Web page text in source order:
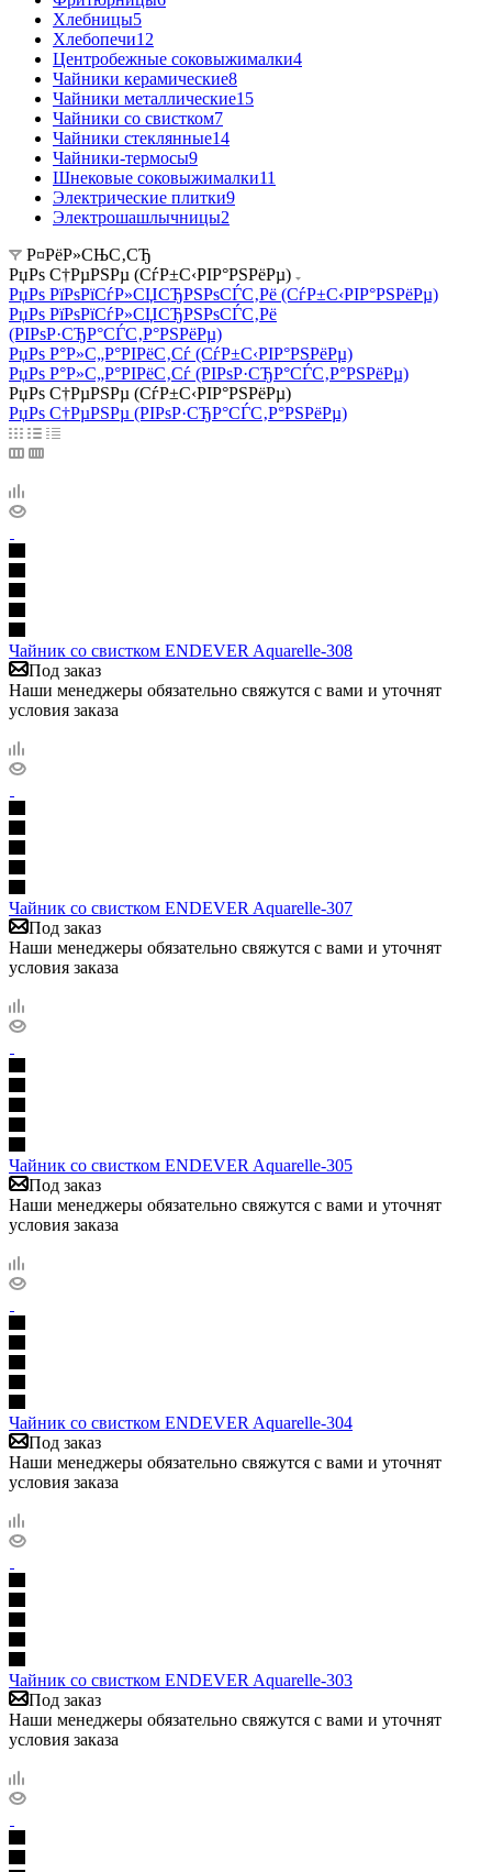
Хлебницы5
Хлебопечи12
Центробежные соковыжималки4
Чайники керамические8
Чайники металлические15
Чайники со свистком7
Чайники стеклянные14
Чайники-термосы9
Шнековые соковыжималки11
Электрические плитки9
Электрошашлычницы2
Р¤РёР»СЊС‚СЂ
РџРѕ С†РµРЅРµ (СѓР±С‹РІР°РЅРёРµ)
РџРѕ РїРѕРїСѓР»СЏСЂРЅРѕСЃС‚Рё (СѓР±С‹РІР°РЅРёРµ)
РџРѕ РїРѕРїСѓР»СЏСЂРЅРѕСЃС‚Рё
(РІРѕР·СЂР°СЃС‚Р°РЅРёРµ)
РџРѕ Р°Р»С„Р°РІРёС‚Сѓ (СѓР±С‹РІР°РЅРёРµ)
РџРѕ Р°Р»С„Р°РІРёС‚Сѓ (РІРѕР·СЂР°СЃС‚Р°РЅРёРµ)
РџРѕ С†РµРЅРµ (СѓР±С‹РІР°РЅРёРµ)
РџРѕ С†РµРЅРµ (РІРѕР·СЂР°СЃС‚Р°РЅРёРµ)
Чайник со свистком ENDEVER Aquarelle-308
Под заказ
Наши менеджеры обязательно свяжутся с вами и уточнят
условия заказа
Чайник со свистком ENDEVER Aquarelle-307
Под заказ
Наши менеджеры обязательно свяжутся с вами и уточнят
условия заказа
Чайник со свистком ENDEVER Aquarelle-305
Под заказ
Наши менеджеры обязательно свяжутся с вами и уточнят
условия заказа
Чайник со свистком ENDEVER Aquarelle-304
Под заказ
Наши менеджеры обязательно свяжутся с вами и уточнят
условия заказа
Чайник со свистком ENDEVER Aquarelle-303
Под заказ
Наши менеджеры обязательно свяжутся с вами и уточнят
условия заказа